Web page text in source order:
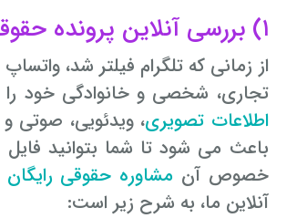
۱) بررسی آنلاین پرونده حقوقی در واتساپ
از زمانی که تلگرام فیلتر شد،
تجاری، شخصی و خانوادگی خود را
اطلاعات تصویری
باعث می شود تا شما بتوانید فایل
خصوص آن مشاوره حقوقی رایگان
آنلاین ما، به شرح زیر است: